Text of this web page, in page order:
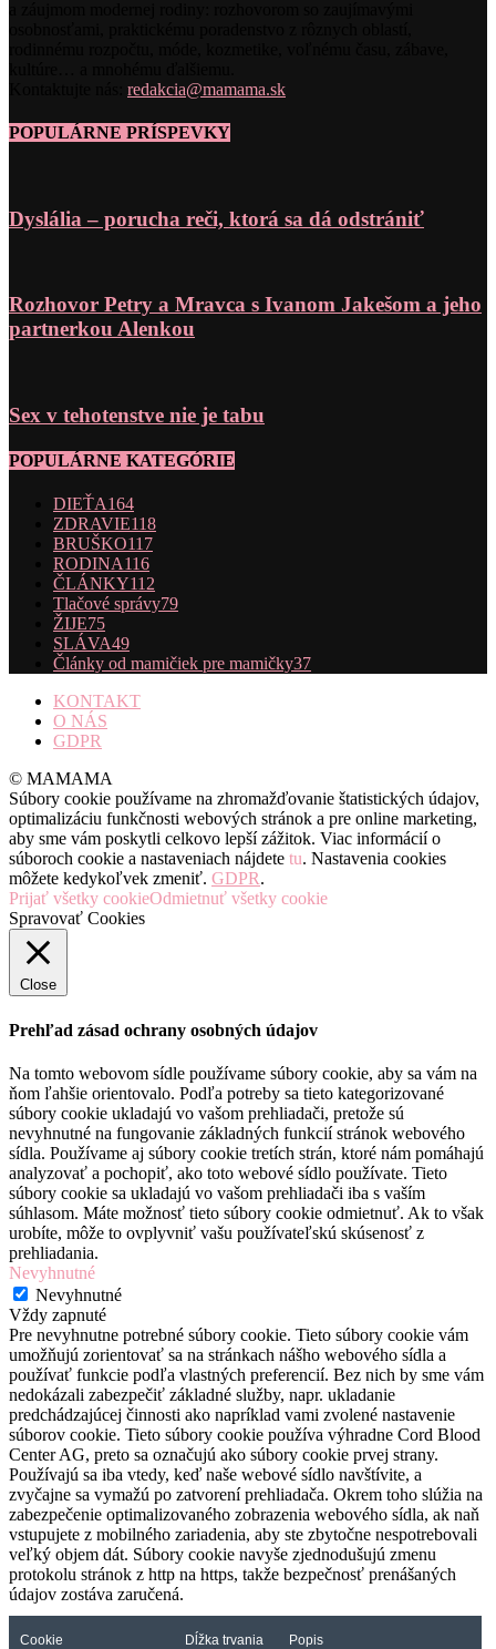
redakcia@mamama.sk
POPULÁRNE PRÍSPEVKY
Dyslália – porucha reči, ktorá sa dá odstrániť
Rozhovor Petry a Mravca s Ivanom Jakešom a jeho
partnerkou Alenkou
Sex v tehotenstve nie je tabu
POPULÁRNE KATEGÓRIE
DIEŤA164
ZDRAVIE118
BRUŠKO117
RODINA116
ČLÁNKY112
Tlačové správy79
ŽIJE75
SLÁVA49
Články od mamičiek pre mamičky37
KONTAKT
O NÁS
GDPR
© MAMAMA
Súbory cookie používame na zhromažďovanie štatistických údajov,
optimalizáciu funkčnosti webových stránok a pre online marketing,
aby sme vám poskytli celkovo lepší zážitok. Viac informácií o
súboroch cookie a nastaveniach nájdete tu. Nastavenia cookies
môžete kedykoľvek zmeniť. GDPR.
Prijať všetky cookieOdmietnuť všetky cookie
Spravovať Cookies
Close
Prehľad zásad ochrany osobných údajov
Na tomto webovom sídle používame súbory cookie, aby sa vám na
ňom ľahšie orientovalo. Podľa potreby sa tieto kategorizované
súbory cookie ukladajú vo vašom prehliadači, pretože sú
nevyhnutné na fungovanie základných funkcií stránok webového
sídla. Používame aj súbory cookie tretích strán, ktoré nám pomáhajú
analyzovať a pochopiť, ako toto webové sídlo používate. Tieto
súbory cookie sa ukladajú vo vašom prehliadači iba s vaším
súhlasom. Máte možnosť tieto súbory cookie odmietnuť. Ak to však
urobíte, môže to ovplyvniť vašu používateľskú skúsenosť z
prehliadania.
Nevyhnutné
Nevyhnutné
Vždy zapnuté
Pre nevyhnutne potrebné súbory cookie. Tieto súbory cookie vám
umožňujú zorientovať sa na stránkach nášho webového sídla a
používať funkcie podľa vlastných preferencií. Bez nich by sme vám
nedokázali zabezpečiť základné služby, napr. ukladanie
predchádzajúcej činnosti ako napríklad vami zvolené nastavenie
súborov cookie. Tieto súbory cookie používa výhradne Cord Blood
Center AG, preto sa označujú ako súbory cookie prvej strany.
Používajú sa iba vtedy, keď naše webové sídlo navštívite, a
zvyčajne sa vymažú po zatvorení prehliadača. Okrem toho slúžia na
zabezpečenie optimalizovaného zobrazenia webového sídla, ak naň
vstupujete z mobilného zariadenia, aby ste zbytočne nespotrebovali
veľký objem dát. Súbory cookie navyše zjednodušujú zmenu
protokolu stránok z http na https, takže bezpečnosť prenášaných
údajov zostáva zaručená.
Cookie Dĺžka trvania Popis